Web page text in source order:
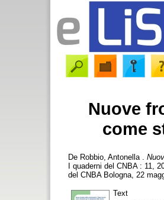
Nuove
come
De Robbio, Antonella
I quaderni del CNBA : 11,
del CNBA Bologna, 22
Text